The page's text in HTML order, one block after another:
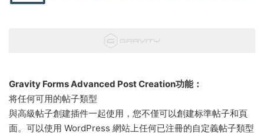
Gravity Forms Advanced Post Creation功能：
将任何可用的帖子類型
與高級帖子創建插件一起使用，您不僅可以創建标準帖子和頁
面。可以使用 WordPress 網站上任何已注冊的自定義帖子類型